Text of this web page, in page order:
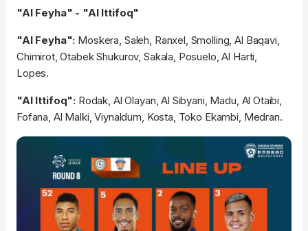
"Al Feyha" - "Al Ittifoq"
"Al Feyha": Moskera, Saleh, Ranxel, Smolling, Al Baqavi,
Chimirot, Otabek Shukurov, Sakala, Posuelo, Al Harti,
Lopes.
"Al Ittifoq": Rodak, Al Olayan, Al Sibyani, Madu, Al Otaibi,
Fofana, Al Malki, Viynaldum, Kosta, Toko Ekambi, Medran.